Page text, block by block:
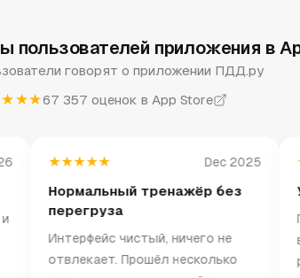
пользователей приложения в
говорят о приложении ПДД.ру
67 357 оценок в App Store
★★★★★ Dec 2025
Нормальный тренажёр без
перегруза
Интерфейс чистый, ничего не
отвлекает. Прошёл несколько